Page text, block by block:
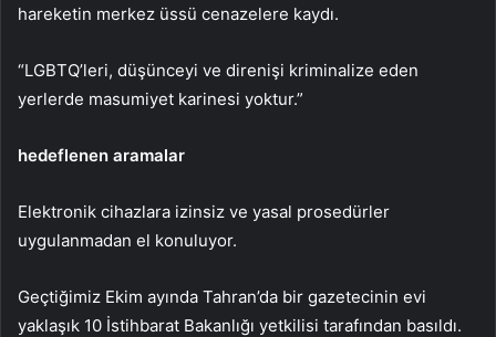
hareketin merkez üssü cenazelere kaydı.
“LGBTQ’leri, düşünceyi ve direnişi kriminalize eden
yerlerde masumiyet karinesi yoktur.”
hedeflenen aramalar
Elektronik cihazlara izinsiz ve yasal prosedürler
uygulanmadan el konuluyor.
Geçtiğimiz Ekim ayında Tahran’da bir gazetecinin evi
yaklaşık 10 İstihbarat Bakanlığı yetkilisi tarafından basıldı.